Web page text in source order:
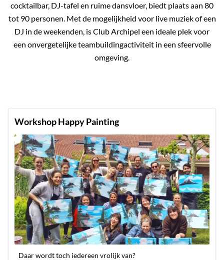
cocktailbar, DJ-tafel en ruime dansvloer, biedt plaats aan 80
tot 90 personen. Met de mogelijkheid voor live muziek of een
DJ in de weekenden, is Club Archipel een ideale plek voor
een onvergetelijke teambuildingactiviteit in een sfeervolle
omgeving.
Workshop Happy Painting
Daar wordt toch iedereen vrolijk van?